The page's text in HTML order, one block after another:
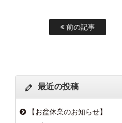
前の記事
最近の投稿
【お盆休業のお知らせ】